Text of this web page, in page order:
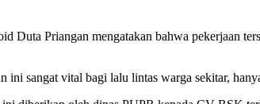
Priangan mengatakan bahwa pekerjaan
ini sangat vital bagi lalu lintas warga sekitar,